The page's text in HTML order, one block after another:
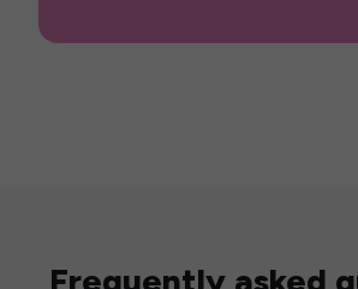
Frequently asked